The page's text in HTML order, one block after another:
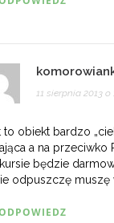
11 sierpnia 2013 o
to obiekt bardzo
a na
będzie
odpuszczę muszę